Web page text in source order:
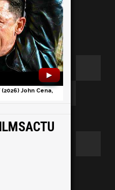
►
(2026) John Cena,